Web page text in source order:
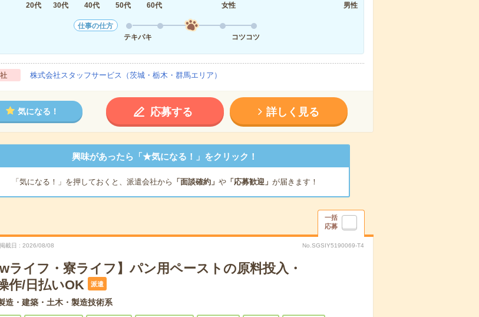
20代
30代 40代 50代 60代
女性
男性
仕事の仕方
テキパキ
コツコツ
株式会社スタッフサービス（茨城・栃木・群馬エリア）
気になる！ 応募する 詳しく見る
興味があったら「★気になる！」をクリック！
「気になる！」を押しておくと、派遣会社から 「面談確約」 や「応募歓迎」 が届きます！
一括
応募
掲載日 2026/08/08 No.SGSIY5190069-T4
ライフ・寮ライフ】パン用ペーストの原料投入・
作/日払いOK
派遣
造・建築・土木・製造技術系